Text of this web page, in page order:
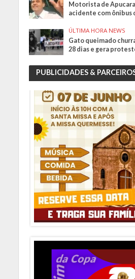
Motorista de
acidente com ônibus
ÚLTIMA HORA NEWS
Gato queimado
28 dias e gera
PUBLICIDADES &